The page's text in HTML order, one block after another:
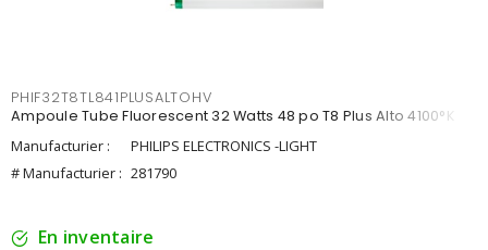
PHIF32T8TL841PLUSALTOHV
Ampoule Tube Fluorescent 32 Watts 48 po T8 Plus Alto 4100°K
Manufacturier :
PHILIPS ELECTRONICS -LIGHT
# Manufacturier : 281790
En inventaire